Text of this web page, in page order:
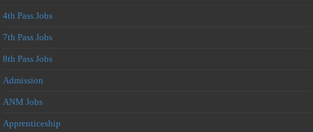
4th Pass Jobs
7th Pass Jobs
8th Pass Jobs
Admission
ANM Jobs
Apprenticeship